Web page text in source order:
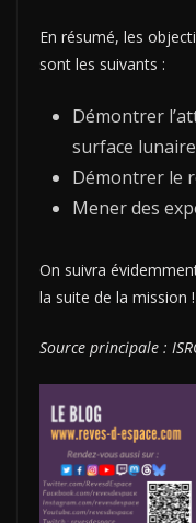
En résumé, les
sont les suivants :
Démontrer
surface lunaire
Démontrer le
Mener des
On suivra
la suite de la mission !
Source principale :